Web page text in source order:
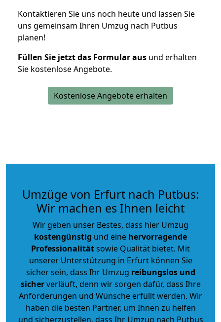
Kontaktieren Sie uns noch heute und lassen Sie
uns gemeinsam Ihren Umzug nach Putbus
planen!
Füllen Sie jetzt das Formular aus und erhalten
Sie kostenlose Angebote.
Kostenlose Angebote erhalten
Umzüge von Erfurt nach Putbus:
Wir machen es Ihnen leicht
Wir geben unser Bestes, dass hier Umzug
kostengünstig und eine hervorragende
Professionalitätsowie Qualität bietet. Mit
unserer Unterstützung in Erfurt können Sie
sicher sein, dass Ihr Umzug reibungslos und
sicherverläuft, denn wir sorgen dafür, dass Ihre
Anforderungen und Wünsche erfüllt werden. Wir
haben die besten Partner, um Ihnen zu helfen
und sicherzustellen, dass Ihr Umzug nach Putbus